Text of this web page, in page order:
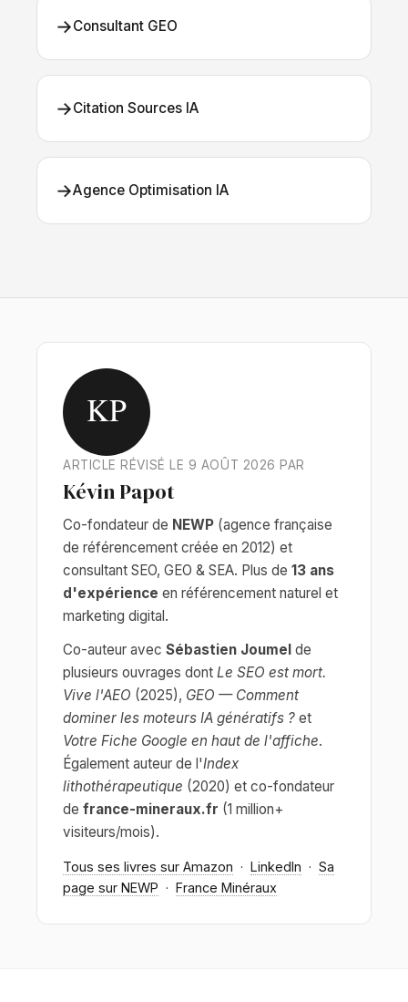
→Consultant GEO
→Citation Sources IA
→Agence Optimisation IA
KP
ARTICLE RÉVISÉ LE 9 AOÛT 2026 PAR
Kévin Papot
Co-fondateur de NEWP (agence française
de référencement créée en 2012) et
consultant SEO, GEO & SEA. Plus de 13 ans
d'expérience en référencement naturel et
marketing digital.
Co-auteur avec Sébastien Joumel de
plusieurs ouvrages dont Le SEO est mort.
Vive l'AEO (2025), GEO — Comment
dominer les moteurs IA génératifs ? et
Votre Fiche Google en haut de l'affiche.
Également auteur de l'Index
lithothérapeutique (2020) et co-fondateur
de france-mineraux.fr (1 million+
visiteurs/mois).
Tous ses livres sur Amazon · LinkedIn · Sa
page sur NEWP · France Minéraux